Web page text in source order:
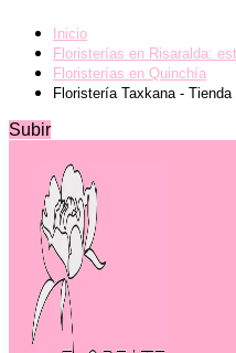
Inicio
Floristerías en Risaralda:
Floristerías en Quinchía
Floristería Taxkana -
Subir